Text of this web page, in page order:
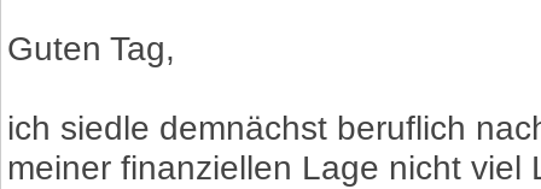
Guten Tag,
ich siedle demnächst beruflich
meiner finanziellen Lage nicht viel